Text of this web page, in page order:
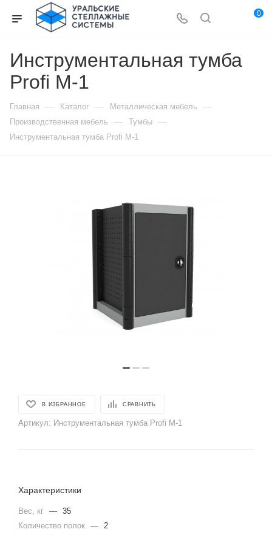
0
Инструментальная тумба
Profi M-1
Главная — Каталог — Металлическая мебель —
Производственная мебель — Тумбы —
Инструментальная тумба Profi M-1
В ИЗБРАННОЕ СРАВНИТЬ
Артикул: Инструментальная тумба Profi M-1
Характеристики
Вес, кг — 35
Количество полок — 2